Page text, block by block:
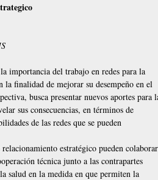
importancia del trabajo en redes para la
la finalidad de mejorar su desempeño en el
busca presentar nuevos aportes para
sus consecuencias, en términos de
de las redes que se pueden
estratégico pueden colaborar
técnica junto a las contrapartes
salud en la medida en que permiten la